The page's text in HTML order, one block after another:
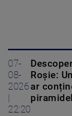
07-
08-
2026
22:20
Roșie:
ar